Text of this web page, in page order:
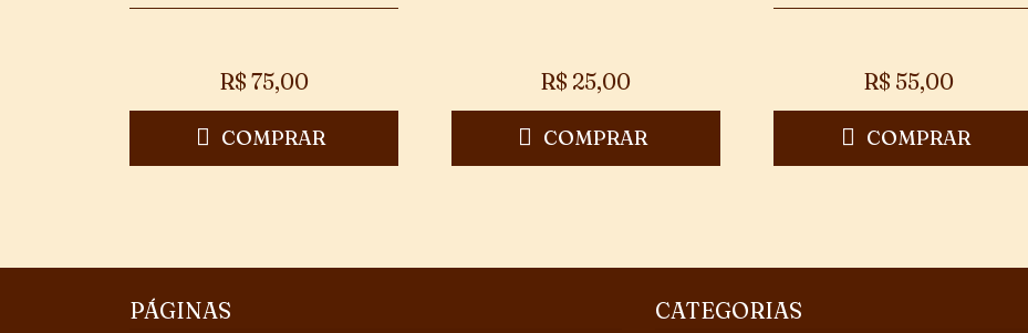
R$ 75,00
COMPRAR
R$ 25,00
COMPRAR
R$ 55,00
COMPRAR
PÁGINAS CATEGORIAS